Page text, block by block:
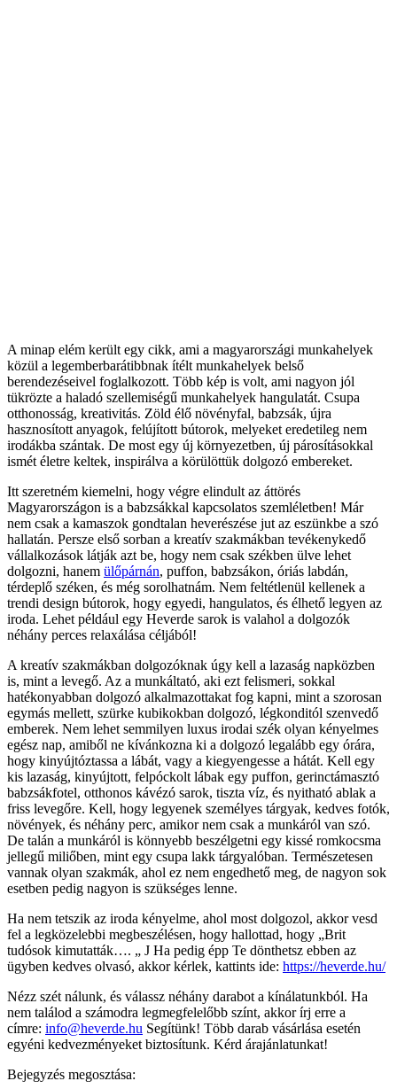
A minap elém került egy cikk, ami a magyarországi munkahelyek
közül a legemberbarátibbnak ítélt munkahelyek belső
berendezéseivel foglalkozott. Több kép is volt, ami nagyon jól
tükrözte a haladó szellemiségű munkahelyek hangulatát. Csupa
otthonosság, kreativitás. Zöld élő növényfal, babzsák, újra
hasznosított anyagok, felújított bútorok, melyeket eredetileg nem
irodákba szántak. De most egy új környezetben, új párosításokkal
ismét életre keltek, inspirálva a körülöttük dolgozó embereket.
Itt szeretném kiemelni, hogy végre elindult az áttörés
Magyarországon is a babzsákkal kapcsolatos szemléletben! Már
nem csak a kamaszok gondtalan heverészése jut az eszünkbe a szó
hallatán. Persze első sorban a kreatív szakmákban tevékenykedő
vállalkozások látják azt be, hogy nem csak székben ülve lehet
dolgozni, hanem ülőpárnán, puffon, babzsákon, óriás labdán,
térdeplő széken, és még sorolhatnám. Nem feltétlenül kellenek a
trendi design bútorok, hogy egyedi, hangulatos, és élhető legyen az
iroda. Lehet például egy Heverde sarok is valahol a dolgozók
néhány perces relaxálása céljából!
A kreatív szakmákban dolgozóknak úgy kell a lazaság napközben
is, mint a levegő. Az a munkáltató, aki ezt felismeri, sokkal
hatékonyabban dolgozó alkalmazottakat fog kapni, mint a szorosan
egymás mellett, szürke kubikokban dolgozó, légkonditól szenvedő
emberek. Nem lehet semmilyen luxus irodai szék olyan kényelmes
egész nap, amiből ne kívánkozna ki a dolgozó legalább egy órára,
hogy kinyújtóztassa a lábát, vagy a kiegyengesse a hátát. Kell egy
kis lazaság, kinyújtott, felpóckolt lábak egy puffon, gerinctámasztó
babzsákfotel, otthonos kávézó sarok, tiszta víz, és nyitható ablak a
friss levegőre. Kell, hogy legyenek személyes tárgyak, kedves fotók,
növények, és néhány perc, amikor nem csak a munkáról van szó.
De talán a munkáról is könnyebb beszélgetni egy kissé romkocsma
jellegű miliőben, mint egy csupa lakk tárgyalóban. Természetesen
vannak olyan szakmák, ahol ez nem engedhető meg, de nagyon sok
esetben pedig nagyon is szükséges lenne.
Ha nem tetszik az iroda kényelme, ahol most dolgozol, akkor vesd
fel a legközelebbi megbeszélésen, hogy hallottad, hogy „Brit
tudósok kimutatták…. „ J Ha pedig épp Te dönthetsz ebben az
ügyben kedves olvasó, akkor kérlek, kattints ide: https://heverde.hu/
Nézz szét nálunk, és válassz néhány darabot a kínálatunkból. Ha
nem találod a számodra legmegfelelőbb színt, akkor írj erre a
címre: info@heverde.hu Segítünk! Több darab vásárlása esetén
egyéni kedvezményeket biztosítunk. Kérd árajánlatunkat!
Bejegyzés megosztása: